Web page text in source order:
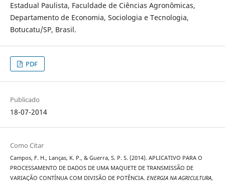
Estadual Paulista, Faculdade de Ciências Agronômicas,
Departamento de Economia, Sociologia e Tecnologia,
Botucatu/SP, Brasil.
PDF
Publicado
18-07-2014
Como Citar
Campos, F. H., Lanças, K. P., & Guerra, S. P. S. (2014). APLICATIVO PARA O
PROCESSAMENTO DE DADOS DE UMA MAQUETE DE TRANSMISSÃO DE
VARIAÇÃO CONTÍNUA COM DIVISÃO DE POTÊNCIA. ENERGIA NA AGRICULTURA,